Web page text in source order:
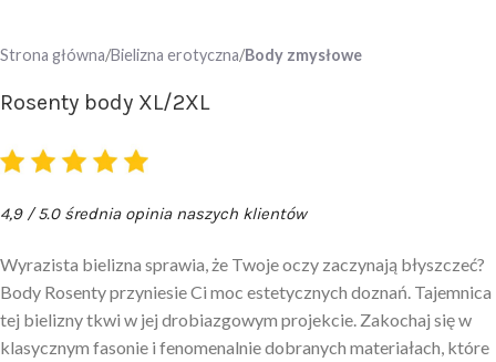
Strona główna Bielizna erotyczna Body zmysłowe
Rosenty body XL/2XL
4,9 / 5.0 średnia opinia naszych klientów
Wyrazista bielizna sprawia, że Twoje oczy zaczynają błyszczeć?
Body Rosenty przyniesie Ci moc estetycznych doznań. Tajemnica
tej bielizny tkwi w jej drobiazgowym projekcie. Zakochaj się w
klasycznym fasonie i fenomenalnie dobranych materiałach, które